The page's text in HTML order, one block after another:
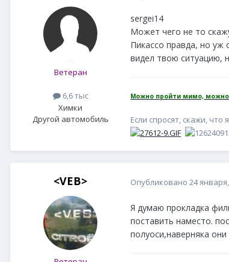
Ветеран
6,6 тыс
Химки
Другой автомобиль
sergei14
Может чего не то
Пикассо правда, но уж
видел твою ситуацию,
Можно пройти мимо, можно
Если спросят, скажи, что
<VEB> Опубликовано 24
Я думаю прокладка
поставить наместо.
полуоси,наверняка